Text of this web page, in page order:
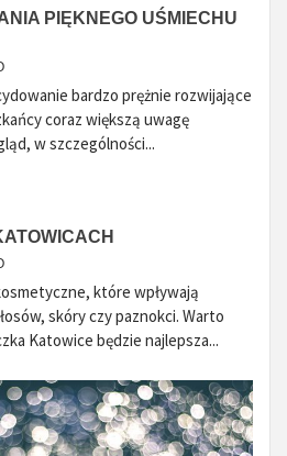
PIĘKNEGO UŚMIECHU
bardzo prężnie rozwijające
coraz większą uwagę
w szczególności...
które wpływają
skóry czy paznokci. Warto
Katowice będzie najlepsza...